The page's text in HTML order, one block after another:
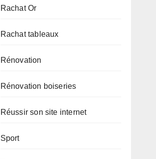
Rachat Or
Rachat tableaux
Rénovation
Rénovation boiseries
Réussir son site internet
Sport